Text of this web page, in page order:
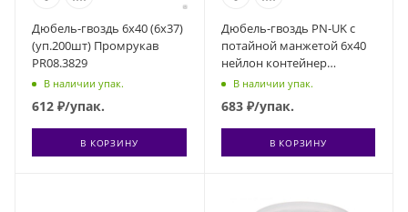
Дюбель-гвоздь 6х40 (6х37)
(уп.200шт) Промрукав
PR08.3829
В наличии упак.
612 ₽/упак.
В КОРЗИНУ
Дюбель-гвоздь PN-UK с
потайной манжетой 6х40
нейлон контейнер
(уп.130шт) Партнер 44911
В наличии упак.
683₽/упак.
В КОРЗИНУ